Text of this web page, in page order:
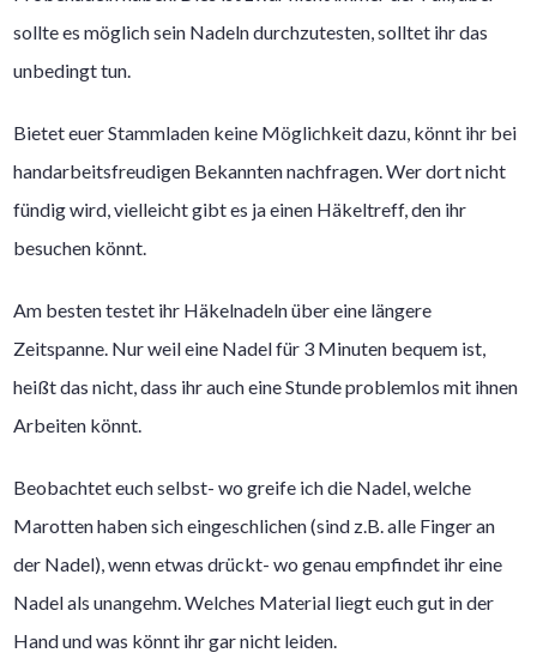
sollte es möglich sein Nadeln durchzutesten, solltet ihr das
unbedingt tun.
Bietet euer Stammladen keine Möglichkeit dazu, könnt ihr bei
handarbeitsfreudigen Bekannten nachfragen. Wer dort nicht
fündig wird, vielleicht gibt es ja einen Häkeltreff, den ihr
besuchen könnt.
Am besten testet ihr Häkelnadeln über eine längere
Zeitspanne. Nur weil eine Nadel für 3 Minuten bequem ist,
heißt das nicht, dass ihr auch eine Stunde problemlos mit ihnen
Arbeiten könnt.
Beobachtet euch selbst- wo greife ich die Nadel, welche
Marotten haben sich eingeschlichen (sind z.B. alle Finger an
der Nadel), wenn etwas drückt- wo genau empfindet ihr eine
Nadel als unangehm. Welches Material liegt euch gut in der
Hand und was könnt ihr gar nicht leiden.